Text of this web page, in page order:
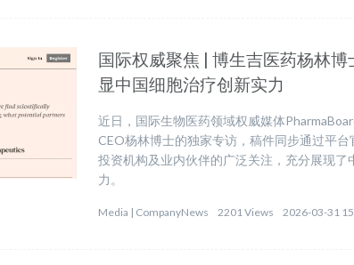
国际权威聚焦 | 博生吉医药杨林
显中国细胞治疗创新实力
近日，国际生物医药领域权威媒体
CEO杨林博士的独家专访，稿件同步通过平
投资机构及业内伙伴的广泛关注，充分展现
力。
Media | CompanyNews 2201 Views 2026-03-31